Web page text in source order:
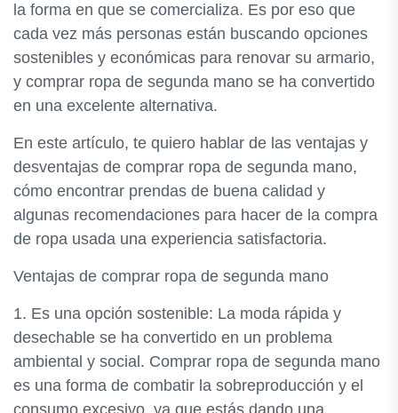
la forma en que se comercializa. Es por eso que
cada vez más personas están buscando opciones
sostenibles y económicas para renovar su armario,
y comprar ropa de segunda mano se ha convertido
en una excelente alternativa.
En este artículo, te quiero hablar de las ventajas y
desventajas de comprar ropa de segunda mano,
cómo encontrar prendas de buena calidad y
algunas recomendaciones para hacer de la compra
de ropa usada una experiencia satisfactoria.
Ventajas de comprar ropa de segunda mano
1. Es una opción sostenible: La moda rápida y
desechable se ha convertido en un problema
ambiental y social. Comprar ropa de segunda mano
es una forma de combatir la sobreproducción y el
consumo excesivo, ya que estás dando una